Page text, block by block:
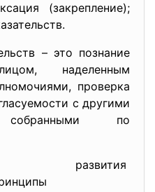
(закрепление);
– это познание
наделенным
проверка
с другими
собранными по